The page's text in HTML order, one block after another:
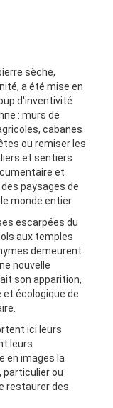
sèche,
a été mise en
d'inventivité
: murs de
cabanes
ou remiser les
et sentiers
et
paysages de
monde entier.
escarpées du
aux temples
demeurent
nouvelle
son apparition,
écologique de
ici leurs
leurs
en images la
ou
restaurer des